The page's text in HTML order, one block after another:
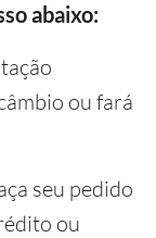
abaixo:
ou fará
seu pedido
ou